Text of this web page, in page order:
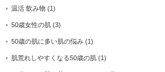
温活 飲み物 (1)
50歳女性の肌 (3)
50歳の肌に多い肌の悩み (1)
肌荒れしやすくなる50歳の肌 (1)